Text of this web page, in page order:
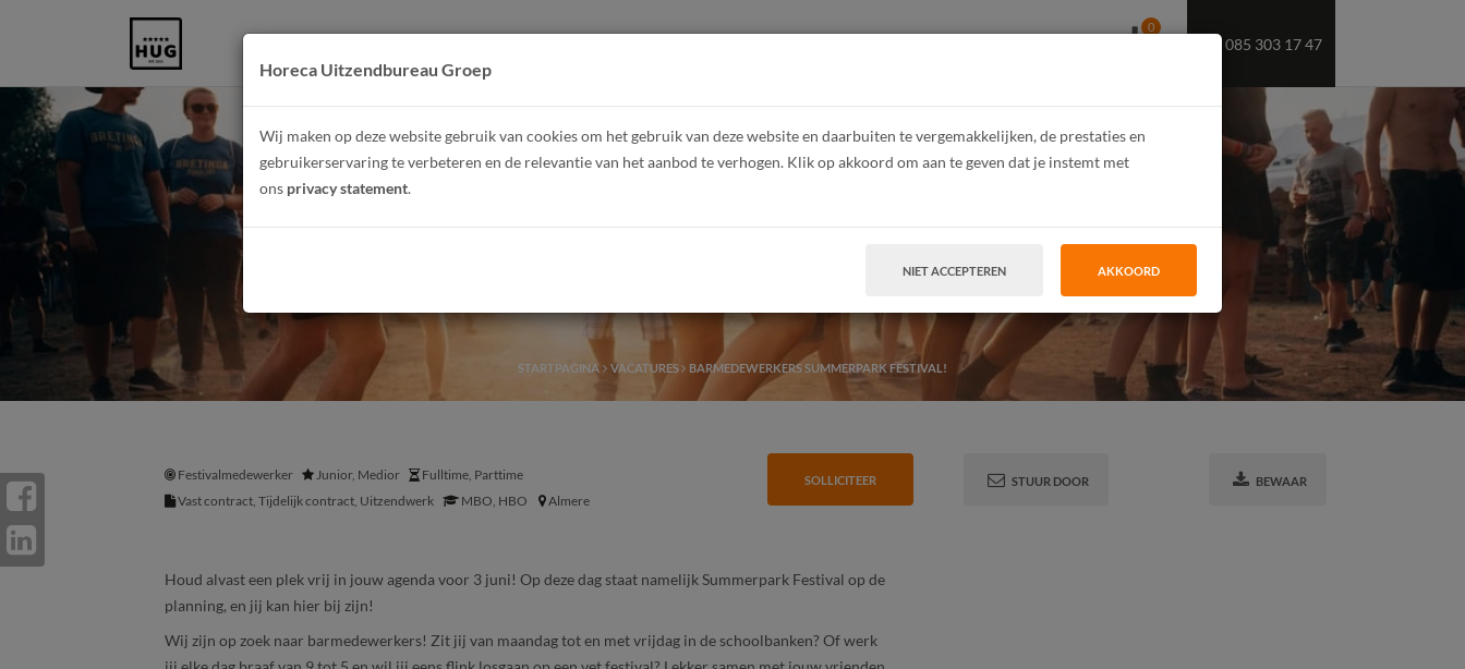
085 303 17 47
0
Barmedewerkers Summerpark Festival!
STARTPAGINA VACATURES BARMEDEWERKERS SUMMERPARK FESTIVAL!
Festivalmedewerker Junior, Medior
Fulltime, Parttime
Vast contract, Tijdelijk contract, Uitzendwerk
MBO, HBO Almere
SOLLICITEER STUUR DOOR BEWAAR
Houd alvast een plek vrij in jouw agenda voor 3 juni! Op deze dag staat namelijk Summerpark Festival op de
planning, en jij kan hier bij zijn!
Wij zijn op zoek naar barmedewerkers! Zit jij van maandag tot en met vrijdag in de schoolbanken? Of werk
Horeca Uitzendbureau Groep
Wij maken op deze website gebruik van cookies om het gebruik van deze website en daarbuiten te vergemakkelijken, de prestaties en
gebruikerservaring te verbeteren en de relevantie van het aanbod te verhogen. Klik op akkoord om aan te geven dat je instemt met
ons privacy statement.
NIET ACCEPTEREN AKKOORD